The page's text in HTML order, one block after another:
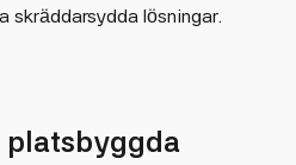
skräddarsydda lösningar.
platsbyggda